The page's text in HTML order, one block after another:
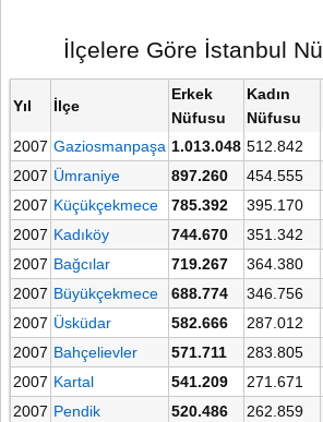
İlçelere Göre İstanbul
Yıl İlçe
Erkek
Nüfusu
Kadın
Nüfusu
2007 Gaziosmanpaşa 1.013.048 512.842
2007 Ümraniye 897.260 454.555
2007 Küçükçekmece 785.392 395.170
2007 Kadıköy 744.670 351.342
2007 Bağcılar 719.267 364.380
2007 Büyükçekmece 688.774 346.756
2007 Üsküdar 582.666 287.012
2007 Bahçelievler 571.711 283.805
2007 Kartal 541.209 271.671
2007 Pendik 520.486 262.859